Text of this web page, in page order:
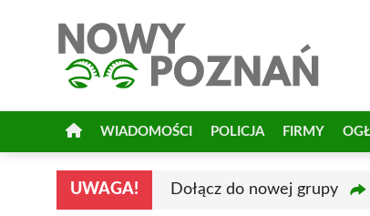
WIADOMOŚCI POLICJA FIRMY
UWAGA! Dołącz do nowej grupy